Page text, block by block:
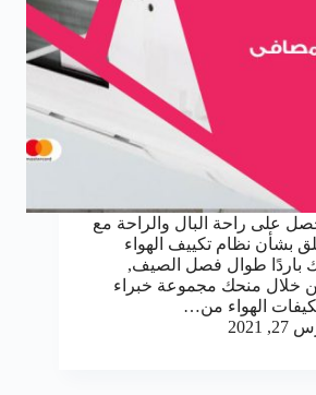
على راحة البال والراحة مع
بشأن نظام تكييف الهواء
باردًا طوال فصل الصيف,
خلال منحك مجموعة خبراء
الهواء من…
2021